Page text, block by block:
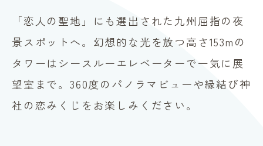
「恋人の聖地」にも選出された九州屈指の夜
景スポットへ。幻想的な光を放つ高さ153mの
タワーはシースルーエレベーターで一気に展
望室まで。360度のパノラマビューや縁結び神
社の恋みくじをお楽しみください。